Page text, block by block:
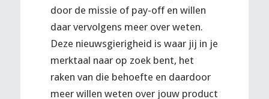
door de missie of pay-off en willen
daar vervolgens meer over weten.
Deze nieuwsgierigheid is waar jij in je
merktaal naar op zoek bent, het
raken van die behoefte en daardoor
meer willen weten over jouw product